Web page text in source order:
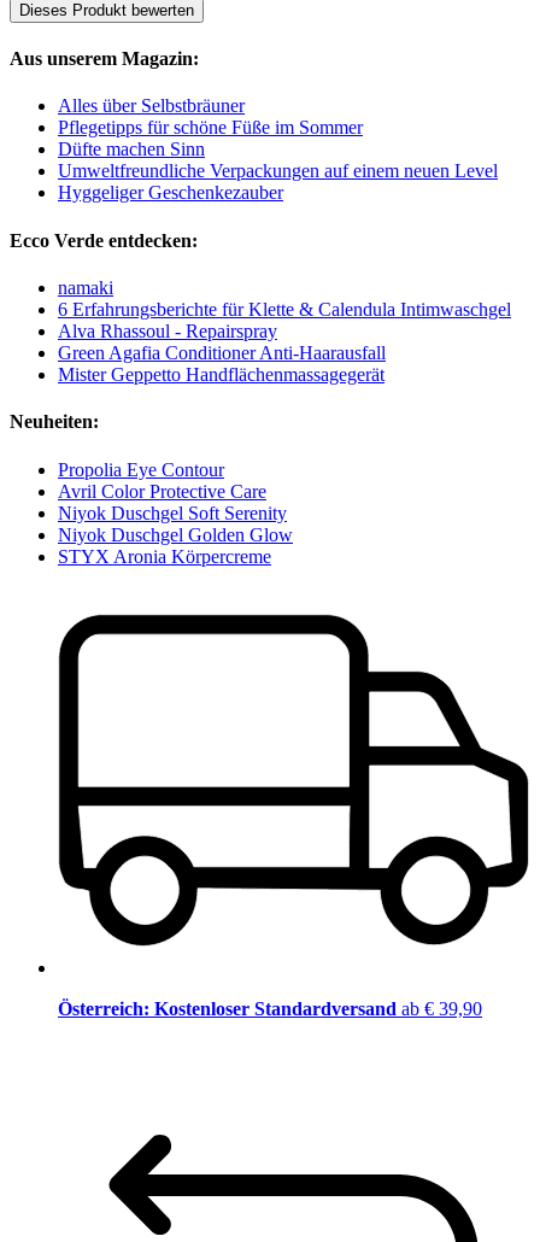
Dieses Produkt bewerten
Aus unserem Magazin:
Alles über Selbstbräuner
Pflegetipps für schöne Füße im Sommer
Düfte machen Sinn
Umweltfreundliche Verpackungen auf einem neuen Level
Hyggeliger Geschenkezauber
Ecco Verde entdecken:
namaki
6 Erfahrungsberichte für Klette & Calendula Intimwaschgel
Alva Rhassoul - Repairspray
Green Agafia Conditioner Anti-Haarausfall
Mister Geppetto Handflächenmassagegerät
Neuheiten:
Propolia Eye Contour
Avril Color Protective Care
Niyok Duschgel Soft Serenity
Niyok Duschgel Golden Glow
STYX Aronia Körpercreme
Österreich: Kostenloser Standardversand ab € 39,90